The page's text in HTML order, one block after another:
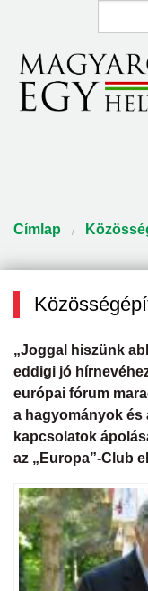
Jelenlegi hely
Címlap
„Joggal hiszünk
eddigi jó
európai fórum
a hagyományok és
kapcsolatok
az „Europa”-Club